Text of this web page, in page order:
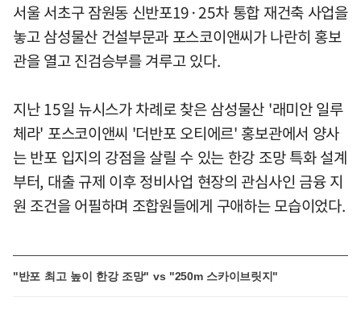
서울 서초구 잠원동 신반포19·25차 통합 재건축 사업을
놓고 삼성물산 건설부문과 포스코이앤씨가 나란히 홍보
관을 열고 진검승부를 겨루고 있다.
지난 15일 뉴시스가 차례로 찾은 삼성물산 '래미안 일루
체라' 포스코이앤씨 '더반포 오티에르' 홍보관에서 양사
는 반포 입지의 강점을 살릴 수 있는 한강 조망 특화 설계
부터, 대출 규제 이후 정비사업 현장의 관심사인 금융 지
원 조건을 어필하며 조합원들에게 구애하는 모습이었다.
"반포 최고 높이 한강 조망" vs "250m 스카이브릿지"